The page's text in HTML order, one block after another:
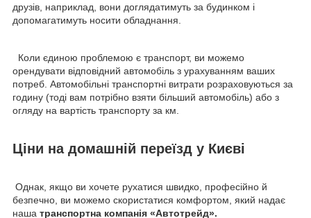
друзів, наприклад, вони доглядатимуть за будинком і
допомагатимуть носити обладнання.
Коли єдиною проблемою є транспорт, ви можемо
орендувати відповідний автомобіль з урахуванням ваших
потреб. Автомобільні транспортні витрати розраховуються за
годину (тоді вам потрібно взяти більший автомобіль) або з
огляду на вартість транспорту за км.
Ціни на домашній переїзд у Києві
Однак, якщо ви хочете рухатися швидко, професійно й
безпечно, ви можемо скористатися комфортом, який надає
наша транспортна компанія «Автотрейд».